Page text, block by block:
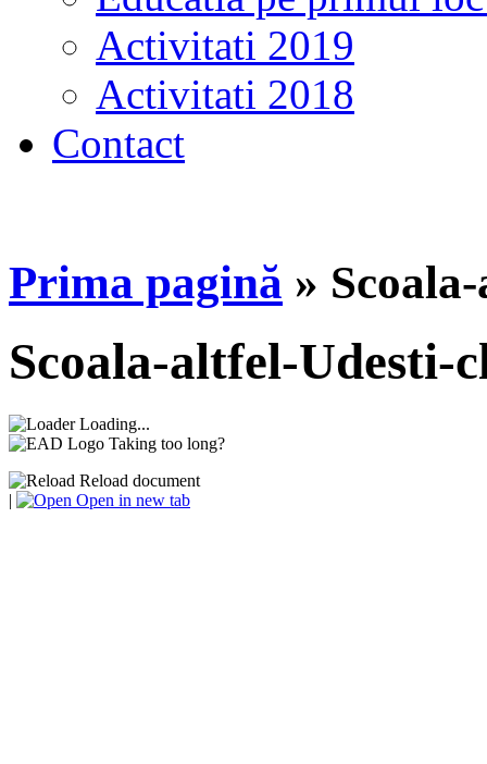
Activitati 2019
Activitati 2018
Contact
Prima pagină »
Scoala-altfel-
Loading...
Taking too long?
Reload document
|
Open in new tab